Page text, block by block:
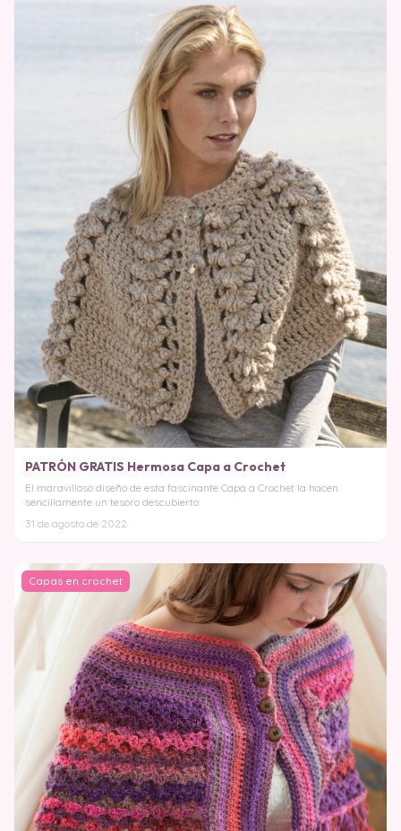
PATRÓN GRATIS Hermosa Capa a Crochet
El maravilloso diseño de esta fascinante Capa a Crochet la hacen
sencillamente un tesoro descubierto
31 de agosto de 2022
Capas en crochet